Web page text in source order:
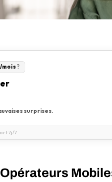
mois?
surprises.
7j/7